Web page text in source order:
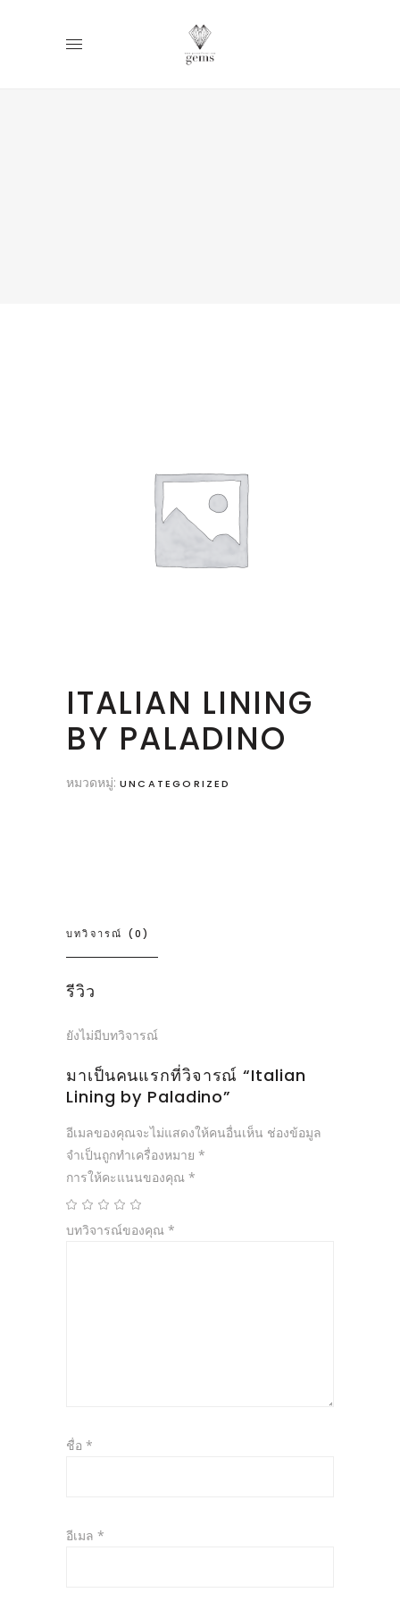
ITALIAN LINING
BY PALADINO
หมวดหมู่: UNCATEGORIZED
บทวิจารณ์ (0)
รีวิว
ยังไม่มีบทวิจารณ์
มาเป็นคนแรกที่วิจารณ์ “Italian
Lining by Paladino”
อีเมลของคุณจะไม่แสดงให้คนอื่นเห็น ช่องข้อมูล
จำเป็นถูกทำเครื่องหมาย *
การให้คะแนนของคุณ *
บทวิจารณ์ของคุณ *
ชื่อ *
อีเมล *